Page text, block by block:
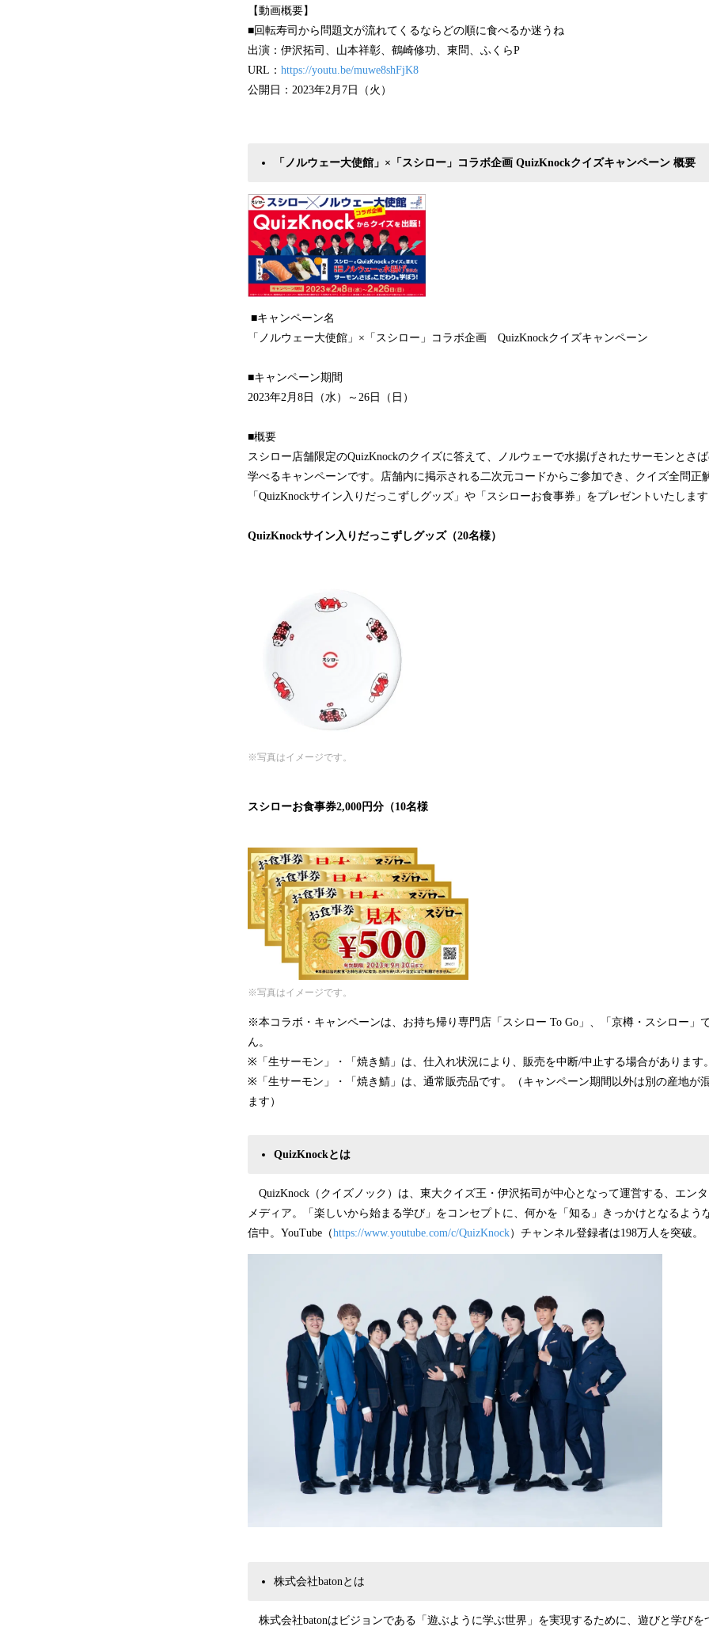
【動画概要】
■回転寿司から問題文が流れてくるならどの順に食べるか迷うね
出演：伊沢拓司、山本祥彰、鶴崎修功、東問、ふくらP
URL： https://youtu.be/muwe8shFjK8
公開日：2023年2月7日（火）
「ノルウェー大使館」×「スシロー」コラボ企画 QuizKnockクイズキャンペーン 概要
■キャンペーン名
「ノルウェー大使館」×「スシロー」コラボ企画 QuizKnockクイズキャンペーン
■キャンペーン期間
2023年2月8日（水）～26日（日）
■概要
スシロー店舗限定のQuizKnockのクイズに答えて、ノルウェーで水揚げされたサーモンとさ
学べるキャンペーンです。店舗内に掲示される二次元コードからご参加でき、クイズ全問正
「QuizKnockサイン入りだっこずしグッズ」や「スシローお食事券」をプレゼントいたします
QuizKnockサイン入りだっこずしグッズ（20名様）
※写真はイメージです。
スシローお食事券2,000円分（10名様
※写真はイメージです。
※本コラボ・キャンペーンは、お持ち帰り専門店「スシロー To Go」、「京樽・スシロー」
ん。
※「生サーモン」・「焼き鯖」は、仕入れ状況により、販売を中断/中止する場合があります。
※「生サーモン」・「焼き鯖」は、通常販売品です。（キャンペーン期間以外は別の産地が
ます）
QuizKnockとは
QuizKnock（クイズノック）は、東大クイズ王・伊沢拓司が中心となって運営する、エン
メディア。「楽しいから始まる学び」をコンセプトに、何かを「知る」きっかけとなるよう
信中。YouTube（https://www.youtube.com/c/QuizKnock）チャンネル登録者は198万人を突破。
株式会社batonとは
株式会社batonはビジョンである「遊ぶように学ぶ世界」を実現するために、遊びと学びを